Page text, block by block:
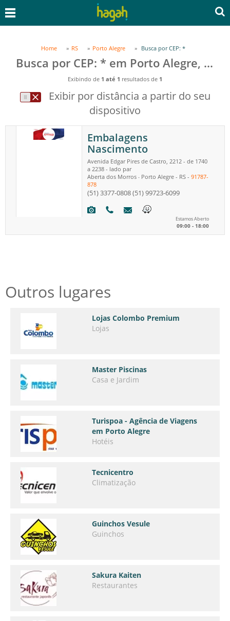
Home RS Porto Alegre Busca por CEP: *
Busca por CEP: * em Porto Alegre, RS
Exibindo de 1 até 1 resultados de 1
Exibir por distância a partir do seu
dispositivo
Embalagens
Nascimento
Avenida Edgar Pires de Castro, 2212 - de 1740
a 2238 - lado par
Aberta dos Morros - Porto Alegre- RS- 91787-
878
(51) 3377-0808(51) 99723-6099
Estamos Aberto
09:00 - 18:00
Outros lugares
Lojas Colombo Premium
Lojas
Master Piscinas
Casa e Jardim
Turispoa - Agência de Viagens
em Porto Alegre
Hotéis
Tecnicentro
Climatização
Guinchos Vesule
Guinchos
Sakura Kaiten
Restaurantes